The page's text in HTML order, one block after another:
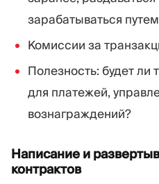
зарабатываться
Комиссии за
Полезность: будет ли
для платежей,
вознаграждений?
Написание и
контрактов